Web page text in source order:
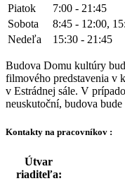
Piatok
7:00 - 21:45
Sobota
8:45 - 12:00,
Nedeľa
15:30 - 21:45
Budova Domu kultúry
filmového predstavenia v
v Estrádnej sále. V
neuskutoční, budova
Kontakty na pracovníkov :
Útvar
riaditeľa: